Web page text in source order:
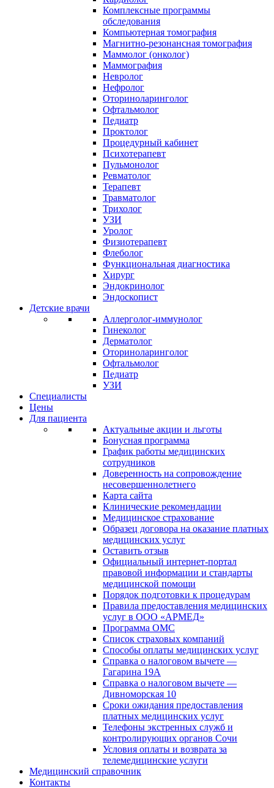
Комплексные программы
обследования
Компьютерная томография
Магнитно-резонансная томография
Маммолог (онколог)
Маммография
Невролог
Нефролог
Оториноларинголог
Офтальмолог
Педиатр
Проктолог
Процедурный кабинет
Психотерапевт
Пульмонолог
Ревматолог
Терапевт
Травматолог
Трихолог
УЗИ
Уролог
Физиотерапевт
Флеболог
Функциональная диагностика
Хирург
Эндокринолог
Эндоскопист
Детские врачи
Аллерголог-иммунолог
Гинеколог
Дерматолог
Оториноларинголог
Офтальмолог
Педиатр
УЗИ
Специалисты
Цены
Для пациента
Актуальные акции и льготы
Бонусная программа
График работы медицинских
сотрудников
Доверенность на сопровождение
несовершеннолетнего
Карта сайта
Клинические рекомендации
Медицинское страхование
Образец договора на оказание платных
медицинских услуг
Оставить отзыв
Официальный интернет-портал
правовой информации и стандарты
медицинской помощи
Порядок подготовки к процедурам
Правила предоставления медицинских
услуг в ООО «АРМЕД»
Программа ОМС
Список страховых компаний
Способы оплаты медицинских услуг
Справка о налоговом вычете —
Гагарина 19А
Справка о налоговом вычете —
Дивноморская 10
Сроки ожидания предоставления
платных медицинских услуг
Телефоны экстренных служб и
контролирующих органов Сочи
Условия оплаты и возврата за
телемедицинские услуги
Медицинский справочник
Контакты